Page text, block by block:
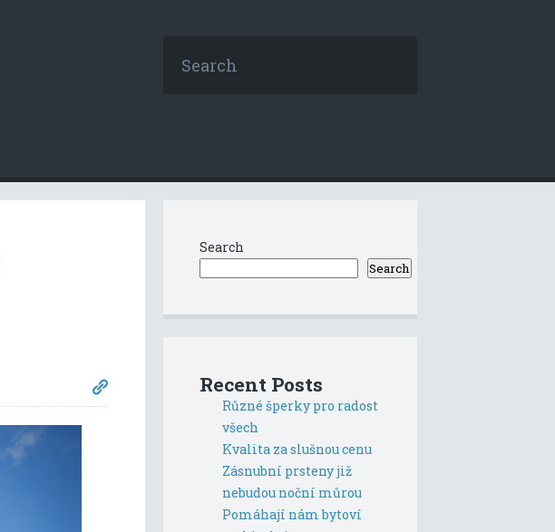
Search
Search
Recent Posts
Různé šperky pro radost
všech
Kvalita za slušnou cenu
Zásnubní prsteny již
nebudou noční můrou
Pomáhají nám bytoví